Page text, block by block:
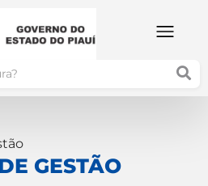
GESTÃO